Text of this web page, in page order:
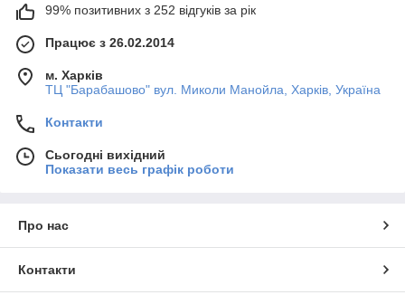
99% позитивних з 252 відгуків за рік
Працює з 26.02.2014
м. Харків
ТЦ "Барабашово" вул. Миколи Манойла, Харків, Україна
Контакти
Сьогодні вихідний
Показати весь графік роботи
Про нас
Контакти